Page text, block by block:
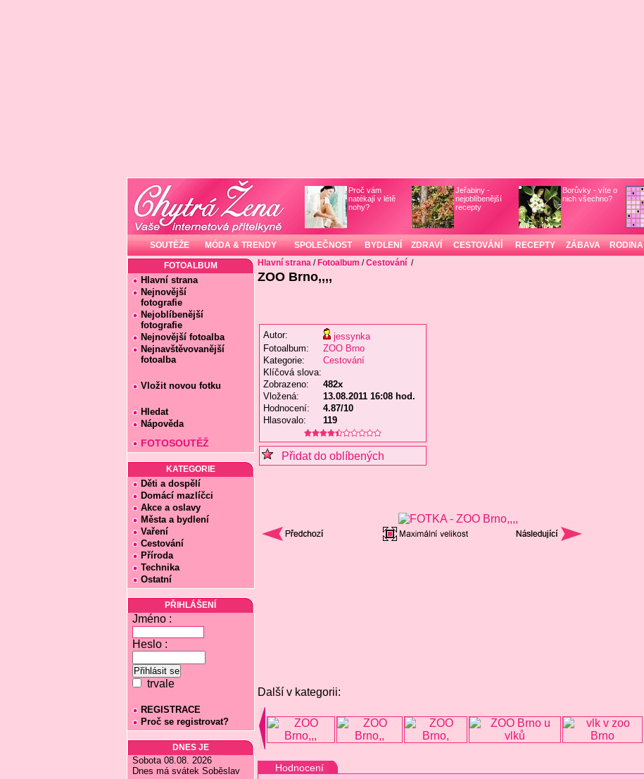
Proč vám
natékají v létě
nohy?
Jeřabiny -
nejoblíbenější
recepty
Borůvky - víte o
nich všechno?
SOUTĚŽE MÓDA & TRENDY SPOLEČNOST BYDLENÍ ZDRAVÍ CESTOVÁNÍ RECEPTY ZÁBAVA RODINA
FOTOALBUM
Hlavní strana
Nejnovější
fotografie
Nejoblíbenější
fotografie
Nejnovější fotoalba
Nejnavštěvovanější
fotoalba
Vložit novou fotku
Hledat
Nápověda
FOTOSOUTĚŽ
KATEGORIE
Děti a dospělí
Domácí mazlíčci
Akce a oslavy
Města a bydlení
Vaření
Cestování
Příroda
Technika
Ostatní
PŘIHLÁŠENÍ
Jméno :
Heslo :
trvale
REGISTRACE
Proč se registrovat?
DNES JE
Sobota 08.08. 2026
Dnes má svátek Soběslav
Hlavní strana/ Fotoalbum /Cestování /
ZOO Brno,,,,
Autor:
jessynka
Fotoalbum:
ZOO Brno
Kategorie:
Cestování
Klíčová slova:
Zobrazeno:
482x
Vložená:
13.08.2011 16:08 hod.
Hodnocení:
4.87/10
Hlasovalo:
119
Přidat do oblíbených
Další v kategorii:
Hodnocení